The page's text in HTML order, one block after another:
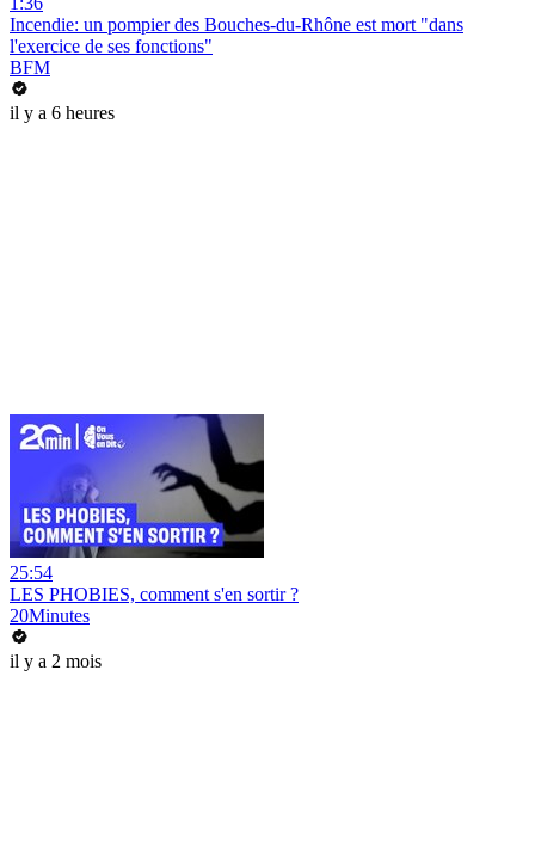
Incendie: un pompier des Bouches-du-Rhône est mort "dans
l'exercice de ses fonctions"
BFM
il y a 6 heures
25:54
LES PHOBIES, comment s'en sortir ?
20Minutes
il y a 2 mois